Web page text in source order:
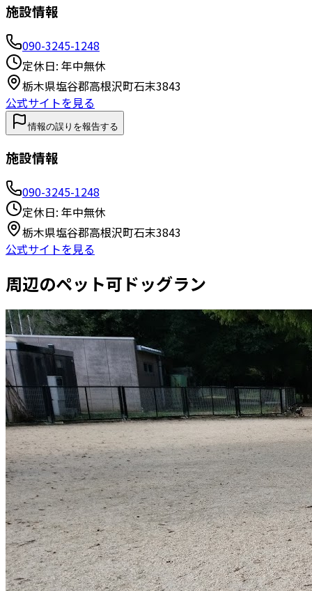
施設情報
090-3245-1248
定休日: 年中無休
栃木県塩谷郡高根沢町石末3843
公式サイトを見る
情報の誤りを報告する
施設情報
090-3245-1248
定休日: 年中無休
栃木県塩谷郡高根沢町石末3843
公式サイトを見る
周辺のペット可ドッグラン